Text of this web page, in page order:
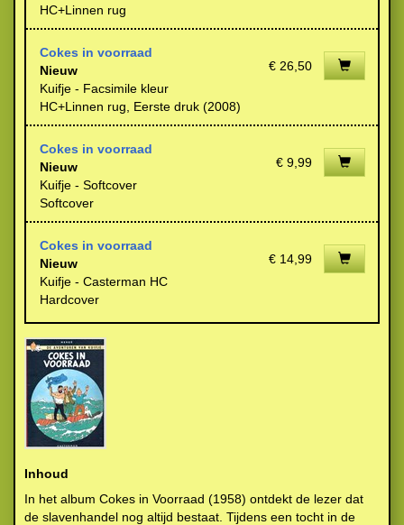
HC+Linnen rug
Cokes in voorraad
Nieuw
Kuifje - Facsimile kleur
HC+Linnen rug, Eerste druk (2008)
€ 26,50
Cokes in voorraad
Nieuw
Kuifje - Softcover
Softcover
€ 9,99
Cokes in voorraad
Nieuw
Kuifje - Casterman HC
Hardcover
€ 14,99
Inhoud
In het album Cokes in Voorraad (1958) ontdekt de lezer dat
de slavenhandel nog altijd bestaat. Tijdens een tocht in de